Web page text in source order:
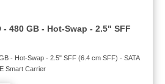
- 480 GB - Hot-Swap - 2.5" SFF
- Hot-Swap - 2.5" SFF (6.4 cm SFF) - SATA
Smart Carrier